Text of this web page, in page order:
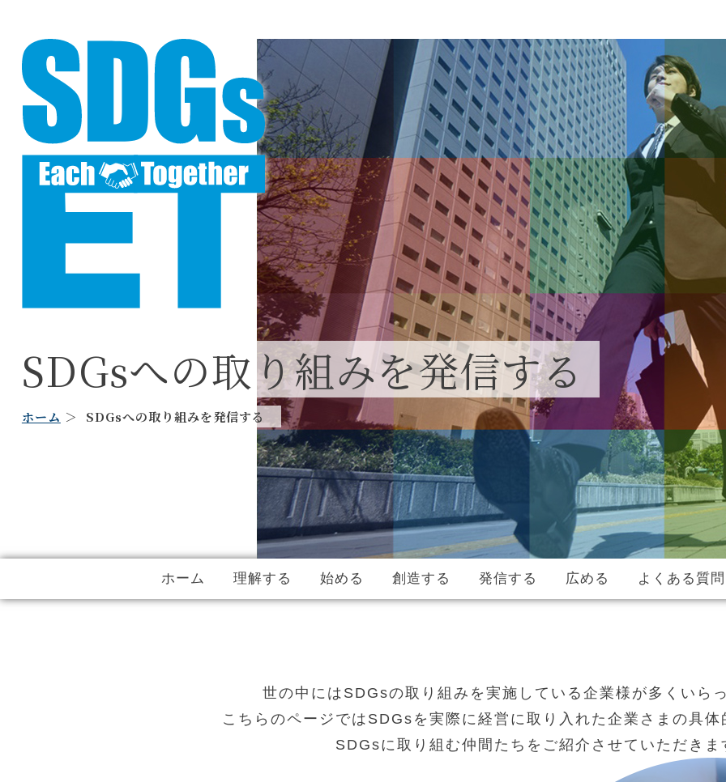
SDGsへの取り組みを発信する
ホーム SDGsへの取り組みを発信する
ホーム 理解する 始める 創造する 発信する 広める よくある質問
世の中にはSDGsの取り組みを実施している企業様が多くいら
こちらのページではSDGsを実際に経営に取り入れた企業さまの具
SDGsに取り組む仲間たちをご紹介させていただきま